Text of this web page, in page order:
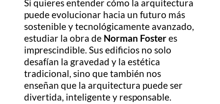
Si quieres entender cómo la arquitectura
puede evolucionar hacia un futuro más
sostenible y tecnológicamente avanzado,
estudiar la obra de Norman Fosteres
imprescindible. Sus edificios no solo
desafían la gravedad y la estética
tradicional, sino que también nos
enseñan que la arquitectura puede ser
divertida, inteligente y responsable.